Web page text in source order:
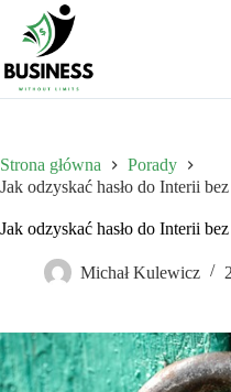
Przejdź
treści
Strona główna
Porady
Jak odzyskać hasło do Interii
Jak odzyskać hasło do Interii
Michał Kulewicz